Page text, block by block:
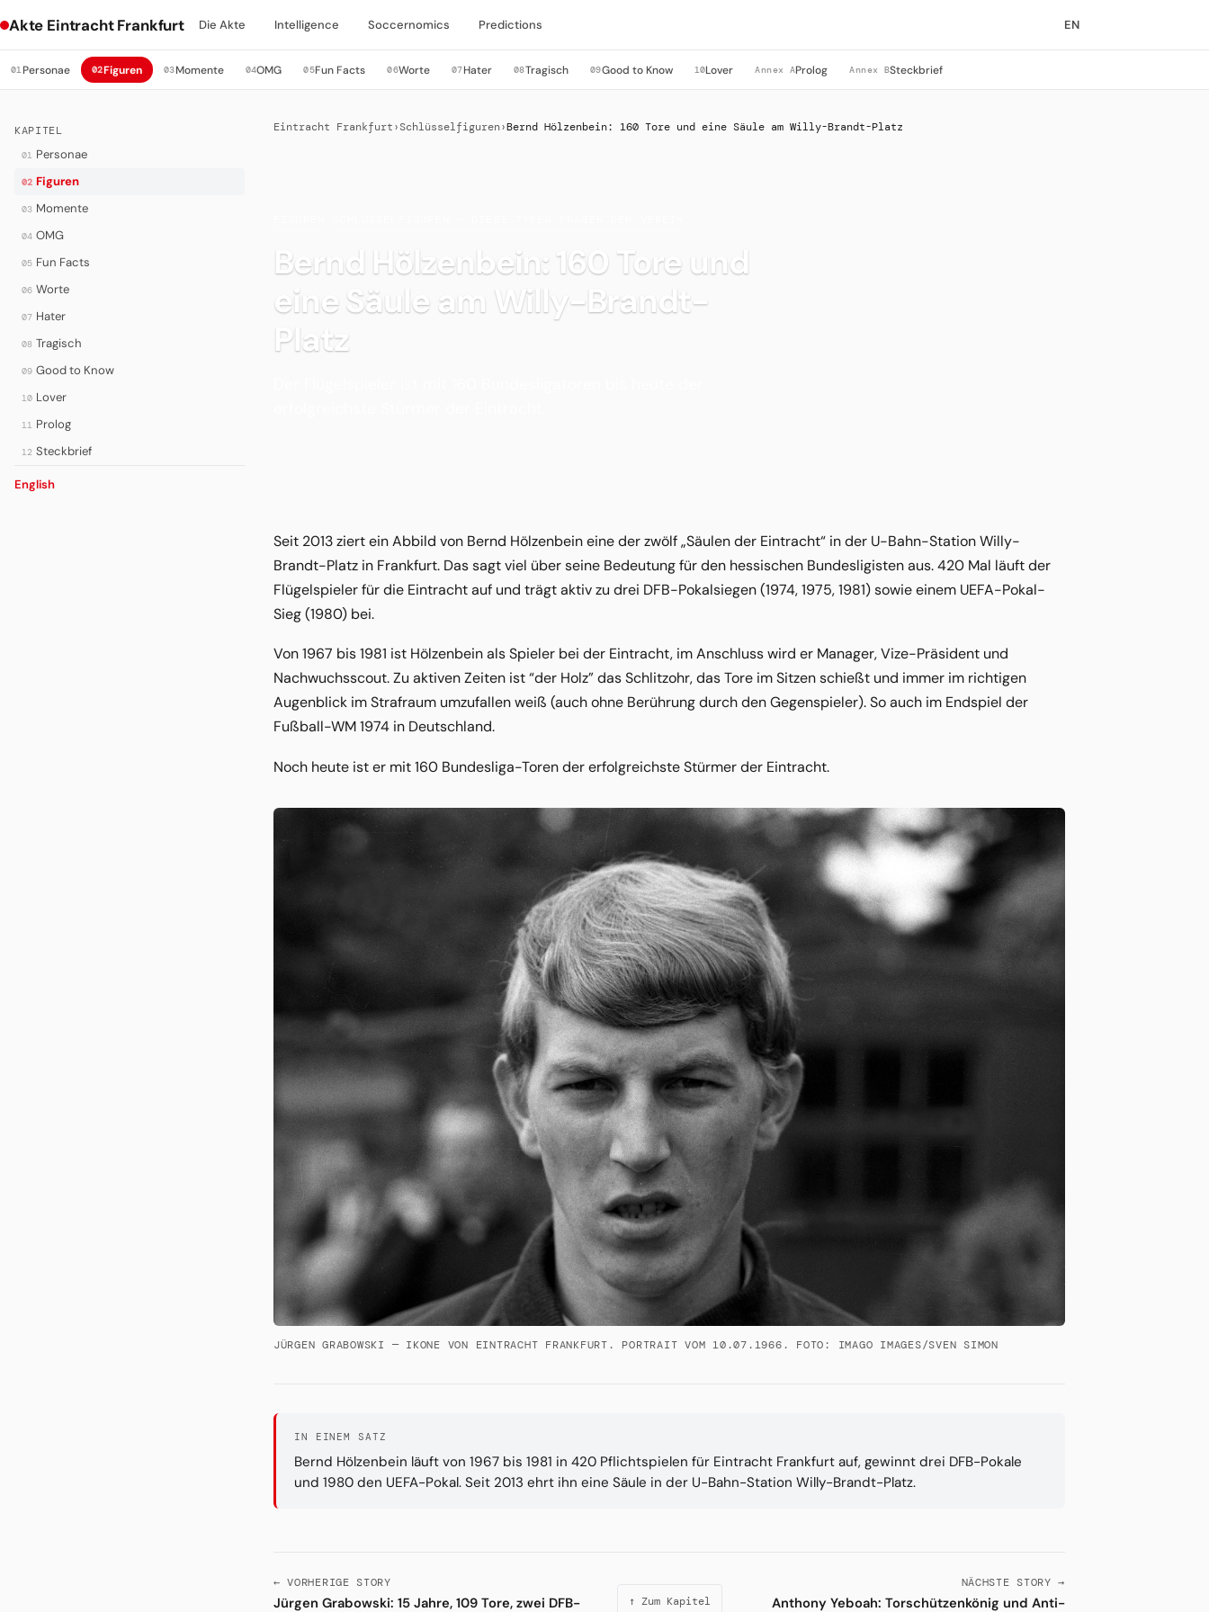
Akte Eintracht Frankfurt Die Akte Intelligence Soccernomics Predictions EN
01Personae 02Figuren 03Momente 04OMG 05Fun Facts 06Worte 07Hater 08Tragisch 09Good to Know 10Lover Annex AProlog Annex BSteckbrief
KAPITEL
01 Personae
02 Figuren
03 Momente
04 OMG
05 Fun Facts
06 Worte
07 Hater
08 Tragisch
09 Good to Know
10 Lover
11 Prolog
12 Steckbrief
English
Eintracht Frankfurt › Schlüsselfiguren›Bernd Hölzenbein: 160 Tore und eine Säule am Willy-Brandt-Platz
Bernd Hölzenbein: 160 Tore und
eine Säule am Willy-Brandt-
Platz
Seit 2013 ziert ein Abbild von Bernd Hölzenbein eine der zwölf „Säulen der Eintracht“ in der U-Bahn-Station Willy-
Brandt-Platz in Frankfurt. Das sagt viel über seine Bedeutung für den hessischen Bundesligisten aus. 420 Mal läuft der
Flügelspieler für die Eintracht auf und trägt aktiv zu drei DFB-Pokalsiegen (1974, 1975, 1981) sowie einem UEFA-Pokal-
Sieg (1980) bei.
Von 1967 bis 1981 ist Hölzenbein als Spieler bei der Eintracht, im Anschluss wird er Manager, Vize-Präsident und
Nachwuchsscout. Zu aktiven Zeiten ist “der Holz” das Schlitzohr, das Tore im Sitzen schießt und immer im richtigen
Augenblick im Strafraum umzufallen weiß (auch ohne Berührung durch den Gegenspieler). So auch im Endspiel der
Fußball-WM 1974 in Deutschland.
Noch heute ist er mit 160 Bundesliga-Toren der erfolgreichste Stürmer der Eintracht.
JÜRGEN GRABOWSKI — IKONE VON EINTRACHT FRANKFURT. PORTRAIT VOM 10.07.1966. FOTO: IMAGO IMAGES/SVEN SIMON
IN EINEM SATZ
Bernd Hölzenbein läuft von 1967 bis 1981 in 420 Pflichtspielen für Eintracht Frankfurt auf, gewinnt drei DFB-Pokale
und 1980 den UEFA-Pokal. Seit 2013 ehrt ihn eine Säule in der U-Bahn-Station Willy-Brandt-Platz.
← VORHERIGE STORY
Jürgen Grabowski: 15 Jahre, 109 Tore, zwei DFB-
↑ Zum Kapitel
NÄCHSTE STORY →
Anthony Yeboah: Torschützenkönig und Anti-